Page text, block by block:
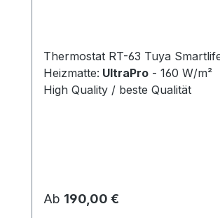
Thermostat RT-63 Tuya
Heizmatte: UltraPro - 160 W/m²
High Quality / beste Qualität
Regulärer Preis:
Ab 190,00 €